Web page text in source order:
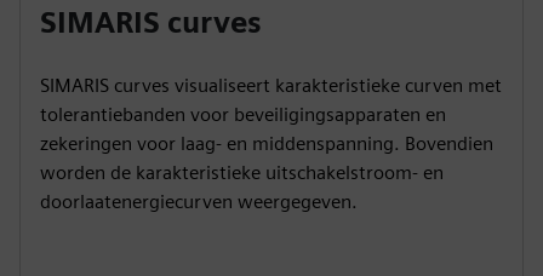
SIMARIS curves
SIMARIS curves visualiseert karakteristieke curven met
tolerantiebanden voor beveiligingsapparaten en
zekeringen voor laag- en middenspanning. Bovendien
worden de karakteristieke uitschakelstroom- en
doorlaatenergiecurven weergegeven.